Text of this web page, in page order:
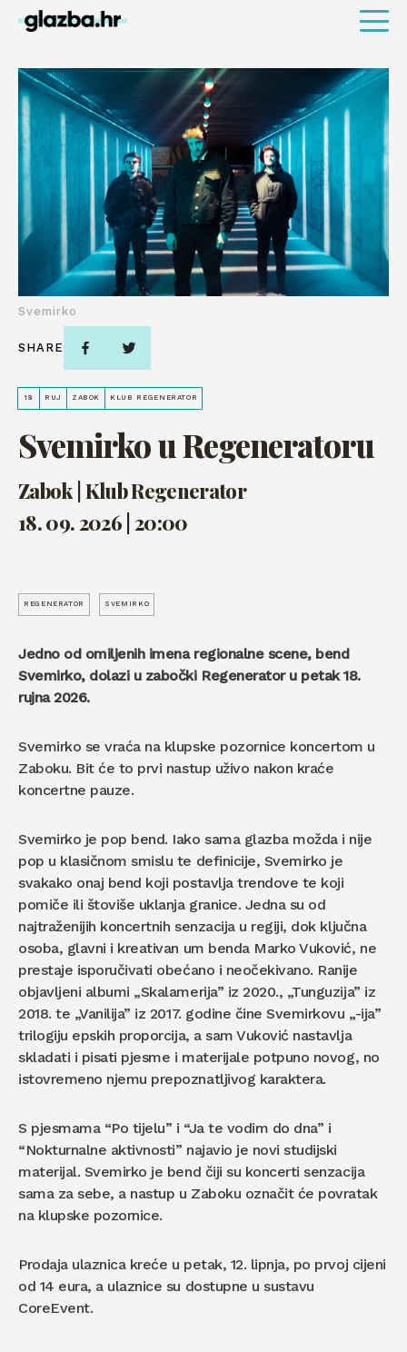
18 RUJ ZABOK KLUB REGENERATOR
Svemirko u Regeneratoru
Zabok | Klub Regenerator
18. 09. 2026 | 20:00
Svemirko
SHARE
REGENERATOR SVEMIRKO
Jedno od omiljenih imena regionalne scene, bend
Svemirko, dolazi u zabočki Regenerator u petak 18.
rujna 2026.
Svemirko se vraća na klupske pozornice koncertom u
Zaboku. Bit će to prvi nastup uživo nakon kraće
koncertne pauze.
Svemirko je pop bend. Iako sama glazba možda i nije
pop u klasičnom smislu te definicije, Svemirko je
svakako onaj bend koji postavlja trendove te koji
pomiče ili štoviše uklanja granice. Jedna su od
najtraženijih koncertnih senzacija u regiji, dok ključna
osoba, glavni i kreativan um benda Marko Vuković, ne
prestaje isporučivati obećano i neočekivano. Ranije
objavljeni albumi „Skalamerija” iz 2020., „Tunguzija” iz
2018. te „Vanilija” iz 2017. godine čine Svemirkovu „-ija”
trilogiju epskih proporcija, a sam Vuković nastavlja
skladati i pisati pjesme i materijale potpuno novog, no
istovremeno njemu prepoznatljivog karaktera.
S pjesmama “Po tijelu” i “Ja te vodim do dna” i
“Nokturnalne aktivnosti” najavio je novi studijski
materijal. Svemirko je bend čiji su koncerti senzacija
sama za sebe, a nastup u Zaboku označit će povratak
na klupske pozornice.
Prodaja ulaznica kreće u petak, 12. lipnja, po prvoj cijeni
od 14 eura, a ulaznice su dostupne u sustavu
CoreEvent.